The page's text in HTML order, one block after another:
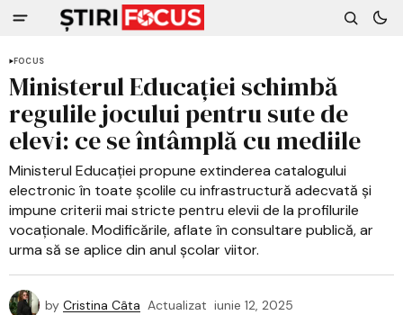
FOCUS
Ministerul Educației schimbă
regulile jocului pentru sute de
elevi: ce se întâmplă cu mediile
Ministerul Educației propune extinderea catalogului
electronic în toate școlile cu infrastructură adecvată și
impune criterii mai stricte pentru elevii de la profilurile
vocaționale. Modificările, aflate în consultare publică, ar
urma să se aplice din anul școlar viitor.
by Cristina Câta Actualizat iunie 12, 2025